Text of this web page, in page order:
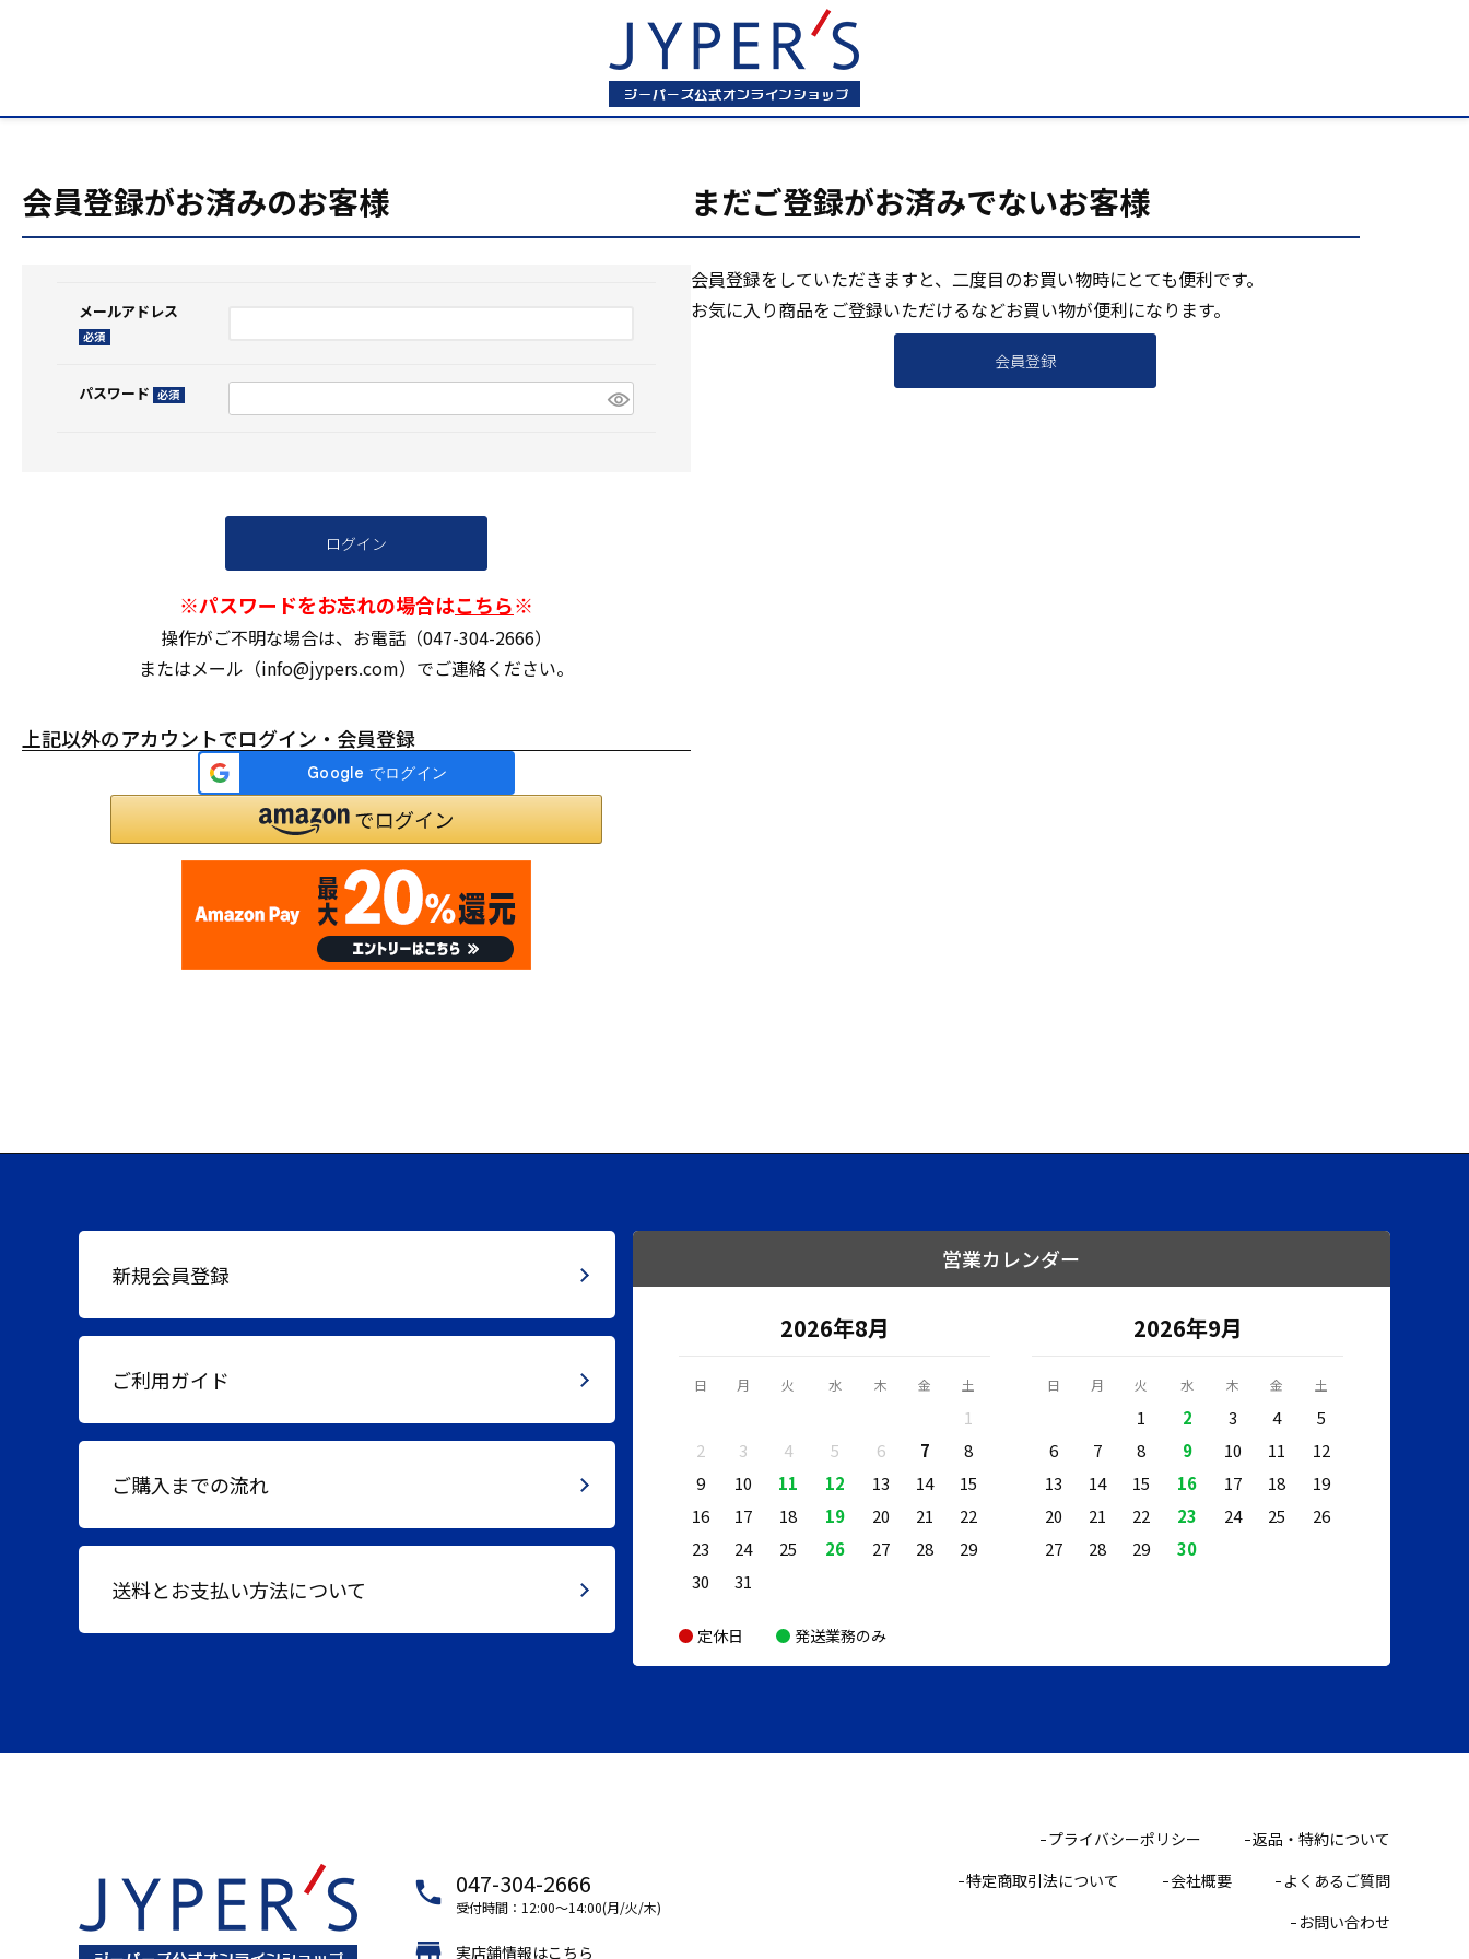
会員登録がお済みのお客様
メールアドレス
パスワード
ログイン
※パスワードをお忘れの場合はこちら※
操作がご不明な場合は、お電話（047-304-2666）
またはメール（info@jypers.com）でご連絡ください。
上記以外のアカウントでログイン・会員登録
まだご登録がお済みでないお客様
会員登録をしていただきますと、二度目のお買い物時にとても便利です。
お気に入り商品をご登録いただけるなどお買い物が便利になります。
会員登録
新規会員登録
ご利用ガイド
ご購入までの流れ
送料とお支払い方法について
営業カレンダー
2026年8月
日 月 火 水 木 金 土
1
2
3 4 5 6 7
8
9
10 11 12 13 14
15
16
17 18 19 20 21
22
23
24 25 26 27 28
29
30
31
2026年9月
日 月 火 水 木 金 土
1 2 3 4
5
6
7 8 9 10 11
12
13
14 15 16 17 18
19
20
21 22 23 24 25
26
27
28 29 30
定休日 発送業務のみ
local_phone 047-304-2666
受付時間：12:00～14:00(月/火/木)
store 実店舗情報はこちら
プライバシーポリシー
返品・特約について
特定商取引法について
会社概要
よくあるご質問
お問い合わせ